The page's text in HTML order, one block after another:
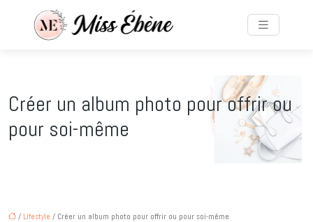
Créer un album photo pour offrir ou
pour soi-même
/ Lifestyle / Créer un album photo pour offrir ou pour soi-même